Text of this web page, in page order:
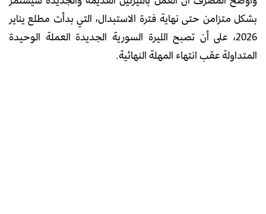
بشكل متزامن حتى نهاية فترة الاستبدال، التي بدأت مطلع يناير
2026، على أن تصبح الليرة السورية الجديدة العملة الوحيدة
المتداولة عقب انتهاء المهلة النهائية.